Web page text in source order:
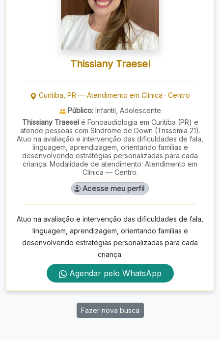
Thissiany Traesel
Curitiba PR — Atendimento em Clínica · Centro
Público:Infantil, Adolescente
Thissiany Traeselé Fonoaudiologia em Curitiba (PR) e
atende pessoas com Síndrome de Down (Trissomia 21).
Atuo na avaliação e intervenção das dificuldades de fala,
linguagem, aprendizagem, orientando famílias e
desenvolvendo estratégias personalizadas para cada
criança. Modalidade de atendimento: Atendimento em
Clínica — Centro.
Acesse meu perfil
Atuo na avaliação e intervenção das dificuldades de fala,
linguagem, aprendizagem, orientando famílias e
desenvolvendo estratégias personalizadas para cada
criança.
Agendar pelo WhatsApp
Fazer nova busca